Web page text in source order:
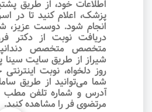
اطلاعات خود، از طریق
پزشک، اعلام کنید تا در
انجام شود. دوست عزیز،
دریافت نوبت از دکتر
متخصص متخصص
شیراز از طریق سایت سینا
روز دلخواه، نوبت
شما می‌توانید از طریق
آدرس و شماره تلفن مطب
مرتضوی فر را مشاهده کنید.